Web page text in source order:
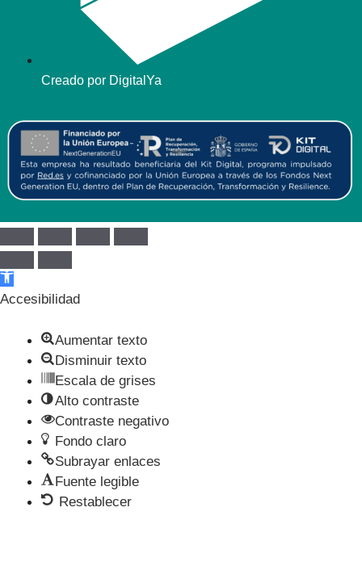
Creado por DigitalYa
Abrir barra de herramientas
Accesibilidad
Aumentar texto
Disminuir texto
Escala de grises
Alto contraste
Contraste negativo
Fondo claro
Subrayar enlaces
Fuente legible
Restablecer